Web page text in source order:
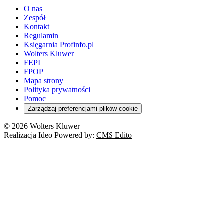
O nas
Zespół
Kontakt
Regulamin
Księgarnia Profinfo.pl
Wolters Kluwer
FEPI
FPOP
Mapa strony
Polityka prywatności
Pomoc
Zarządzaj preferencjami plików cookie
© 2026 Wolters Kluwer
Realizacja Ideo Powered by: CMS Edito